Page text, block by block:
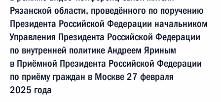
Рязанской области, проведённого по поручению
Президента Российской Федерации начальником
Управления Президента Российской Федерации
по внутренней политике Андреем Яриным
в Приёмной Президента Российской Федерации
по приёму граждан в Москве 27 февраля
2025 года